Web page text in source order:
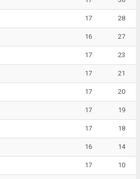
17 28
16 27
17 23
17 21
17 20
17 19
17 18
16 14
17 10